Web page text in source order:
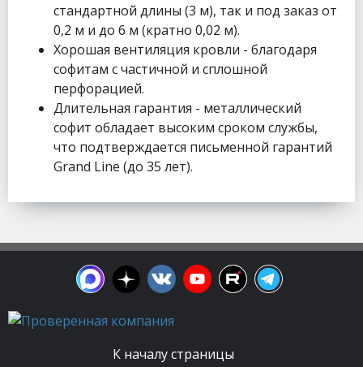
стандартной длины (3 м), так и под заказ от
0,2 м и до 6 м (кратно 0,02 м).
Хорошая вентиляция кровли - благодаря
софитам с частичной и сплошной
перфорацией.
Длительная гарантия - металлический
софит обладает высоким сроком службы,
что подтверждается письменной гарантий
Grand Line (до 35 лет).
К началу страницы